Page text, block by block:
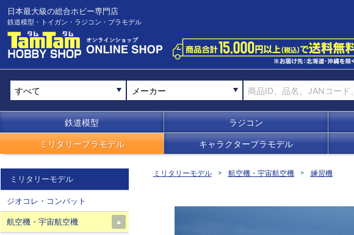
日本最大級の総合ホビー専門店
鉄道模型・トイガン・ラジコン・プラモデル
メーカー
鉄道模型 ラジコン
ミリタリープラモデル キャラクタープラモデル
ミリタリーモデル 航空機・宇宙航空機 練習機
ミリタリーモデル
ジオコレ・コンバット
航空機・宇宙航空機